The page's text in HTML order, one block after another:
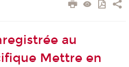
au
Mettre en